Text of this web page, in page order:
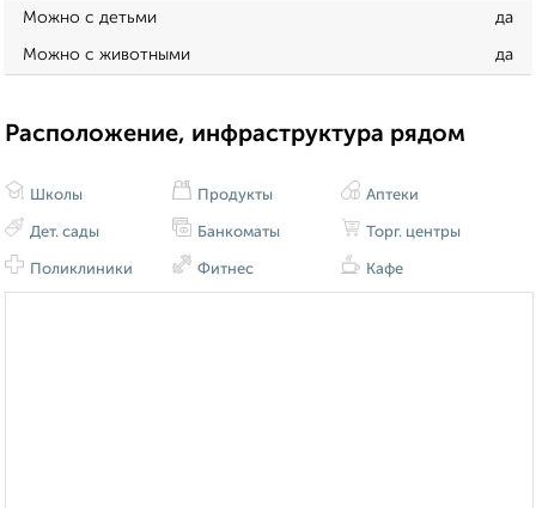
Можно с детьми да
Можно с животными да
Расположение, инфраструктура рядом
Школы
Дет. сады
Поликлиники
Продукты
Банкоматы
Фитнес
Аптеки
Торг. центры
Кафе